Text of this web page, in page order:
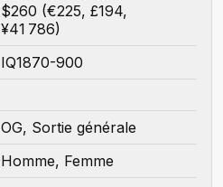
$260 (€225, £194,
¥41 786)
IQ1870-900
OG, Sortie générale
Homme, Femme